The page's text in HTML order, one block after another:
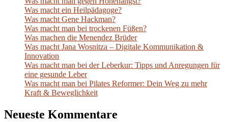
Was macht ein Heilpädagoge?
Was macht Gene Hackman?
Was macht man bei trockenen Füßen?
Was machen die Menendez Brüder
Was macht Jana Wosnitza – Digitale Kommunikation &
Innovation
Was macht man bei der Leberkur: Tipps und Anregungen für
eine gesunde Leber
Was macht man bei Pilates Reformer: Dein Weg zu mehr
Kraft & Beweglichkeit
Neueste Kommentare